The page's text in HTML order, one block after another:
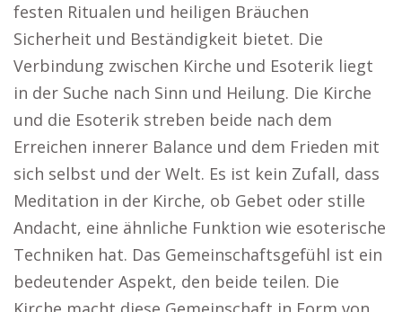
festen Ritualen und heiligen Bräuchen
Sicherheit und Beständigkeit bietet. Die
Verbindung zwischen Kirche und Esoterik liegt
in der Suche nach Sinn und Heilung. Die Kirche
und die Esoterik streben beide nach dem
Erreichen innerer Balance und dem Frieden mit
sich selbst und der Welt. Es ist kein Zufall, dass
Meditation in der Kirche, ob Gebet oder stille
Andacht, eine ähnliche Funktion wie esoterische
Techniken hat. Das Gemeinschaftsgefühl ist ein
bedeutender Aspekt, den beide teilen. Die